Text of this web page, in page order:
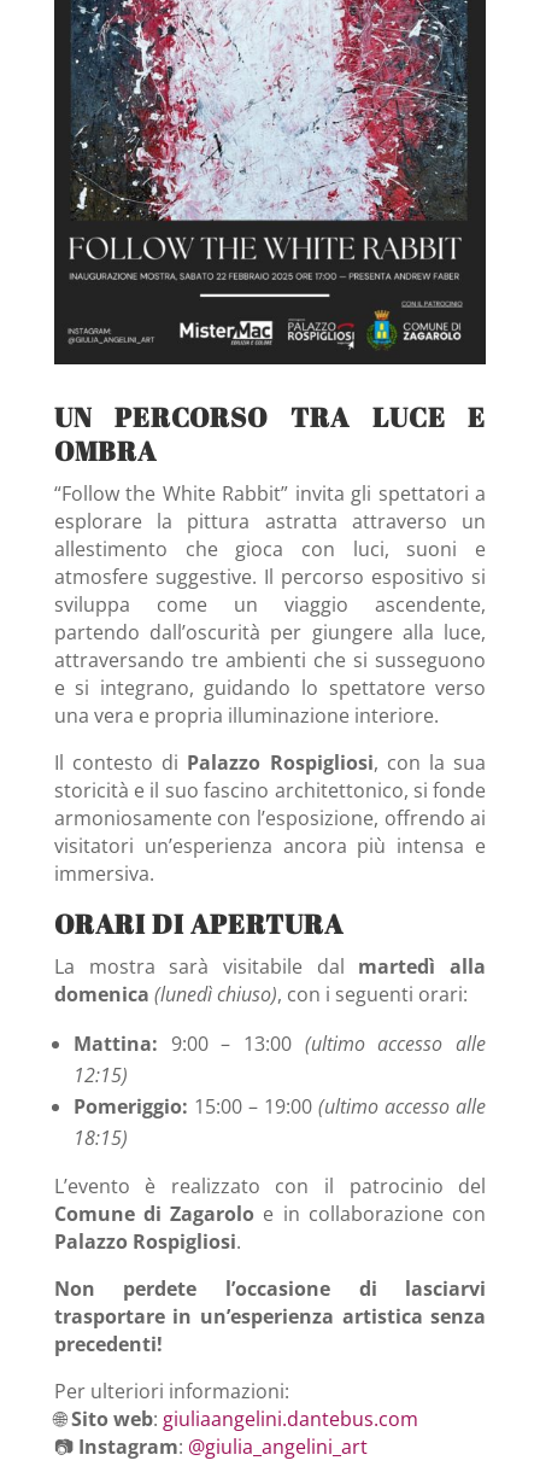
UN PERCORSO TRA LUCE E
OMBRA
“Follow the White Rabbit” invita gli spettatori a
esplorare la pittura astratta attraverso un
allestimento che gioca con luci, suoni e
atmosfere suggestive. Il percorso espositivo si
sviluppa come un viaggio ascendente,
partendo dall’oscurità per giungere alla luce,
attraversando tre ambienti che si susseguono
e si integrano, guidando lo spettatore verso
una vera e propria illuminazione interiore.
Il contesto di Palazzo Rospigliosi, con la sua
storicità e il suo fascino architettonico, si fonde
armoniosamente con l’esposizione, offrendo ai
visitatori un’esperienza ancora più intensa e
immersiva.
ORARI DI APERTURA
La mostra sarà visitabile dal martedì alla
domenica (lunedì chiuso), con i seguenti orari:
Mattina: 9:00 – 13:00 (ultimo accesso alle
12:15)
Pomeriggio: 15:00 – 19:00(ultimo accesso alle
18:15)
L’evento è realizzato con il patrocinio del
Comune di Zagarolo e in collaborazione con
Palazzo Rospigliosi.
Non perdete l’occasione di lasciarvi
trasportare in un’esperienza artistica senza
precedenti!
Per ulteriori informazioni:
🌐Sito web: giuliaangelini.dantebus.com
📷 Instagram: @giulia_angelini_art